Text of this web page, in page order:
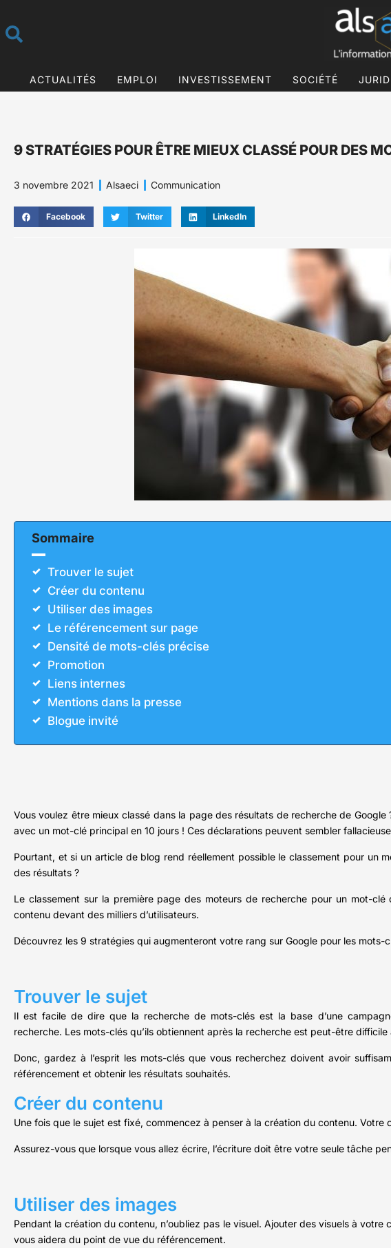
ACTUALITÉS EMPLOI INVESTISSEMENT SOCIÉTÉ
9 STRATÉGIES POUR ÊTRE MIEUX CLASSÉ POUR DES
3 novembre 2021 Alsaeci Communication
Facebook Twitter LinkedIn
Sommaire
Trouver le sujet
Créer du contenu
Utiliser des images
Le référencement sur page
Densité de mots-clés précise
Promotion
Liens internes
Mentions dans la presse
Blogue invité
Vous voulez être mieux classé dans la page des résultats de recherche de
avec un mot-clé principal en 10 jours ! Ces déclarations peuvent sembler
Pourtant, et si un article de blog rend réellement possible le classement pour un
des résultats ?
Le classement sur la première page des moteurs de recherche pour un mot-
contenu devant des milliers d’utilisateurs.
Découvrez les 9 stratégies qui augmenteront votre rang sur Google pour les mots-
Trouver le sujet
Il est facile de dire que la recherche de mots-clés est la base d’une
recherche. Les mots-clés qu’ils obtiennent après la recherche est peut-être
Donc, gardez à l’esprit les mots-clés que vous recherchez doivent avoir
référencement et obtenir les résultats souhaités.
Créer du contenu
Une fois que le sujet est fixé, commencez à penser à la création du contenu.
Assurez-vous que lorsque vous allez écrire, l’écriture doit être votre seule tâche
Utiliser des images
Pendant la création du contenu, n’oubliez pas le visuel. Ajouter des visuels à
vous aidera du point de vue du référencement.